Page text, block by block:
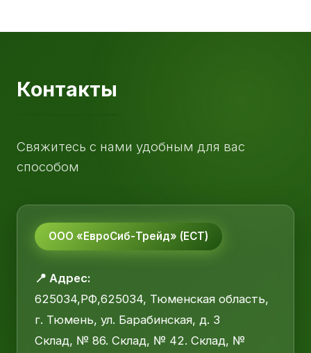
Контакты
Свяжитесь с нами удобным для вас
способом
ООО «ЕвроСиб-Трейд» (ЕСТ)
📍 Адрес:
625034,РФ,625034, Тюменская область,
г. Тюмень, ул. Барабинская, д. 3
Склад, № 86. Склад, № 42. Склад, №